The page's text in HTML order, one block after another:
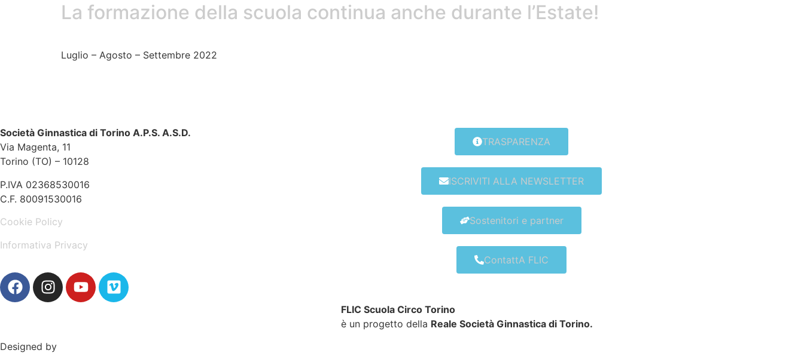
La formazione della scuola continua anche durante l’Estate!
Luglio – Agosto – Settembre 2022
Società Ginnastica di Torino A.P.S. A.S.D.
Via Magenta, 11
Torino (TO) – 10128
P.IVA 02368530016
C.F. 80091530016
Cookie Policy
Informativa Privacy
TRASPARENZA
ISCRIVITI ALLA NEWSLETTER
Sostenitori e partner
ContattA FLIC
FLIC Scuola Circo Torino
è un progetto della Reale Società Ginnastica di Torino.
Designed by